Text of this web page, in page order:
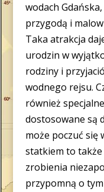
wodach
przygodą i
Taka atrakcja
urodzin w
rodziny i
wodnego rejsu.
również
dostosowane są
może poczuć się
statkiem to także
zrobienia
przypomną o